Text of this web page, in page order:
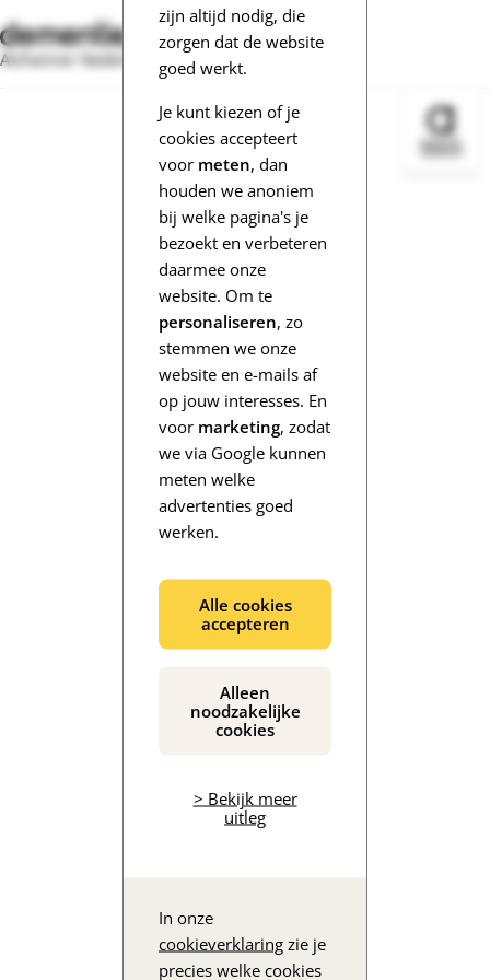
zijn altijd nodig, die
zorgen dat de website
goed werkt.
Je kunt kiezen of je
cookies accepteert
voor meten, dan
houden we anoniem
bij welke pagina's je
bezoekt en verbeteren
daarmee onze
website. Om te
personaliseren, zo
stemmen we onze
website en e-mails af
op jouw interesses. En
voor marketing, zodat
we via Google kunnen
meten welke
advertenties goed
werken.
Alle cookies
accepteren
Alleen
noodzakelijke
cookies
> Bekijk meer
uitleg
In onze
cookieverklaring zie je
precies welke cookies
Alzheimer Nederland
De inhoud wordt geladen...